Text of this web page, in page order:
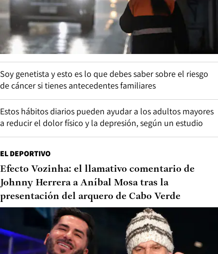
Soy genetista y esto es lo que debes saber sobre el riesgo
de cáncer si tienes antecedentes familiares
Estos hábitos diarios pueden ayudar a los adultos mayores
a reducir el dolor físico y la depresión, según un estudio
EL DEPORTIVO
Efecto Vozinha: el llamativo comentario de
Johnny Herrera a Aníbal Mosa tras la
presentación del arquero de Cabo Verde